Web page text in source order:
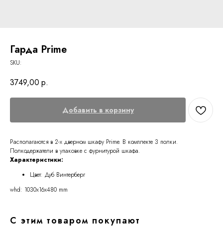
Гарда Prime
SKU:
3749,00 р.
Добавить в корзину
Располагаются в 2-х дверном шкафу Prime. В комплекте 3 полки.
Полкодержатели в упаковке с фурнитурой шкафа.
Характеристики:
Цвет: Дуб Винтерберг
whd: 1030x16x480 mm
С этим товаром покупают